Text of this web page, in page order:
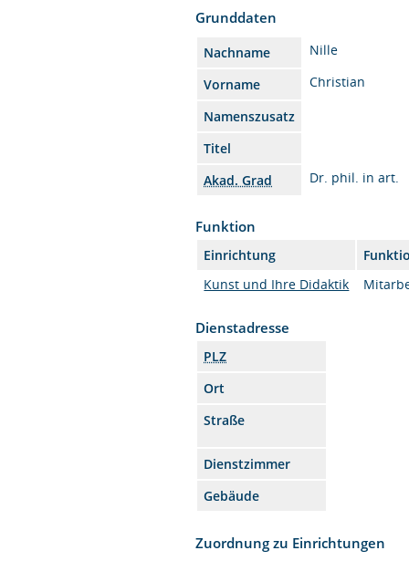
Grunddaten
Nachname
Nille
Vorname
Christian
Namenszusatz
Titel
Akad. Grad
Dr. phil. in art.
Funktion
Einrichtung
Kunst und Ihre Didaktik
Dienstadresse
PLZ
Ort
Straße
Dienstzimmer
Gebäude
Zuordnung zu Einrichtungen